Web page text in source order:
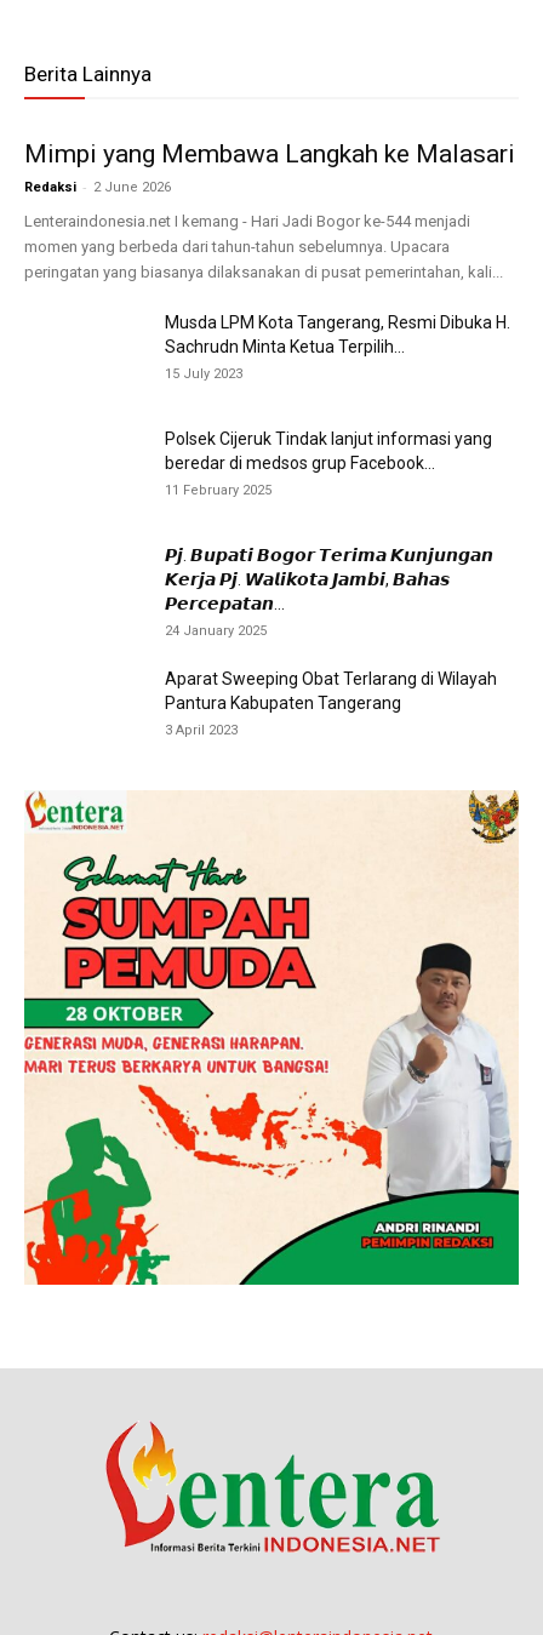
Berita Lainnya
Mimpi yang Membawa Langkah ke Malasari
Redaksi - 2 June 2026
Lenteraindonesia.net I kemang - Hari Jadi Bogor ke-544 menjadi
momen yang berbeda dari tahun-tahun sebelumnya. Upacara
peringatan yang biasanya dilaksanakan di pusat pemerintahan, kali...
Musda LPM Kota Tangerang, Resmi Dibuka H.
Sachrudn Minta Ketua Terpilih...
15 July 2023
Polsek Cijeruk Tindak lanjut informasi yang
beredar di medsos grup Facebook...
11 February 2025
𝙋𝙟. 𝘽𝙪𝙥𝙖𝙩𝙞 𝘽𝙤𝙜𝙤𝙧 𝙏𝙚𝙧𝙞𝙢𝙖 𝙆𝙪𝙣𝙟𝙪𝙣𝙜𝙖𝙣
𝙆𝙚𝙧𝙟𝙖 𝙋𝙟. 𝙒𝙖𝙡𝙞𝙠𝙤𝙩𝙖 𝙅𝙖𝙢𝙗𝙞, 𝘽𝙖𝙝𝙖𝙨
𝙋𝙚𝙧𝙘𝙚𝙥𝙖𝙩𝙖𝙣...
24 January 2025
Aparat Sweeping Obat Terlarang di Wilayah
Pantura Kabupaten Tangerang
3 April 2023